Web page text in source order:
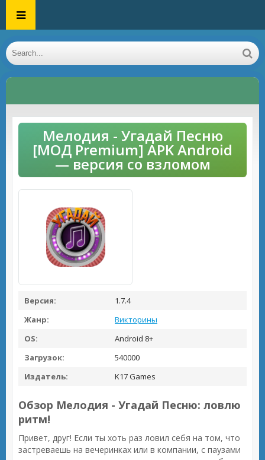
Мелодия - Угадай Песню
[МОД Premium] APK Android
— версия со взломом
Версия:
1.7.4
Жанр:
Викторины
OS:
Android 8+
Загрузок:
540000
Издатель:
K17 Games
Обзор Мелодия - Угадай Песню: ловлю
ритм!
Привет, друг! Если ты хоть раз ловил себя на том, что
застреваешь на вечеринках или в компании, с паузами